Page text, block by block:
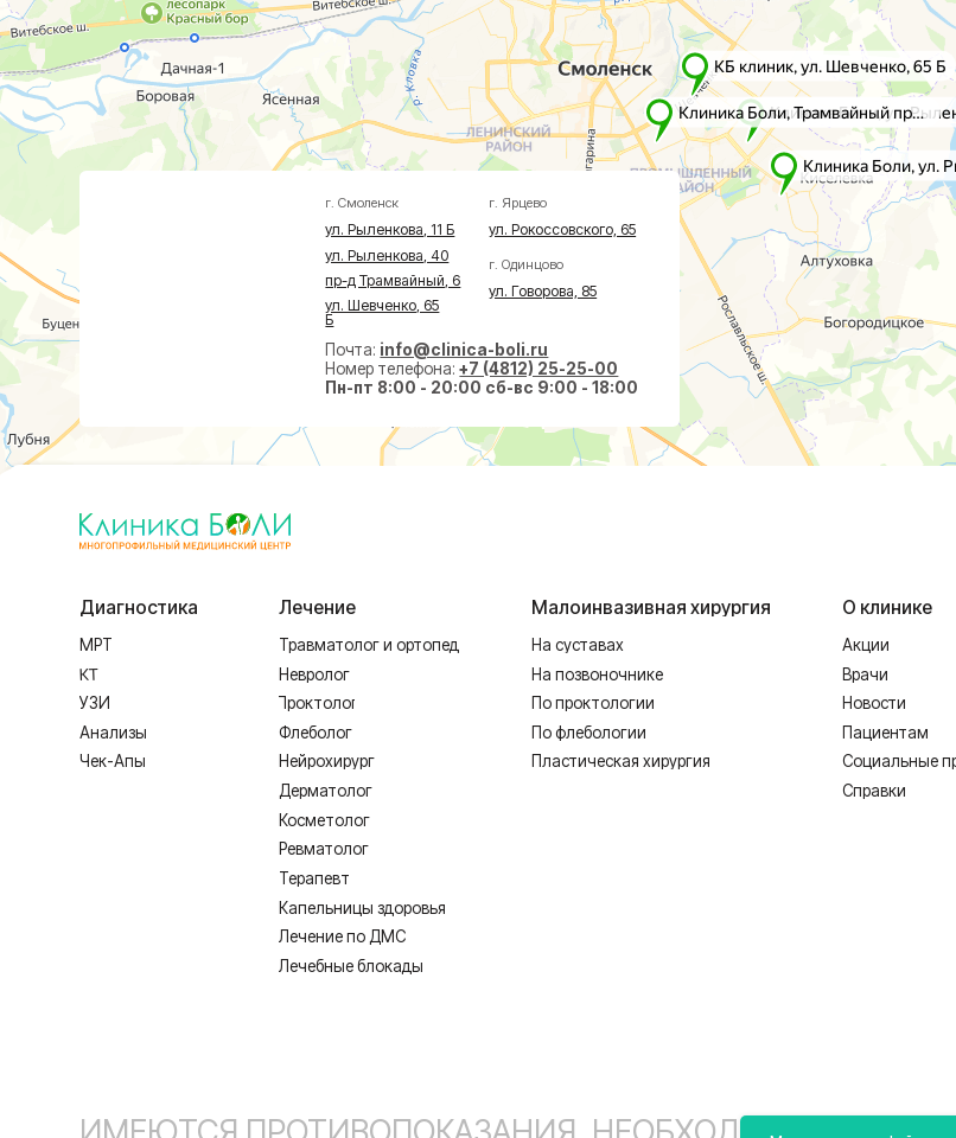
Почта:info@clinica-boli.ru
Номер телефона: +7 (4812) 25-25-00
г. Смоленск
ул. Рыленкова, 11 Б
ул. Рыленкова, 40
пр-д Трамвайный, 6
ул. Шевченко, 65
Б
г. Ярцево
ул. Рокоссовского, 65
ул. Говорова, 85
ИМЕЮТСЯ ПРОТИВОПОКАЗАНИЯ, НЕОБХОДИМА КОНСУЛЬТАЦИЯ
Лицензия Л041-01128-67/00331765 от 28.05.2019 г. и Л041-01128-67/00637993 от 17.01.2023 г. выдана Департаментом
Согласие на обработку персональных данных
УЗИ
Чек-Апы
Невролог
Проктолог
Нейрохирург
Дерматолог
Капельницы здоровья
Лечение по ДМС
Лечебные блокады
Малоинвазивная хирургия
На позвоночнике
По проктологии
О клинике
Акции
Врачи
Новости